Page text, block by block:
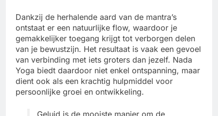
Dankzij de herhalende aard van de mantra’s
ontstaat er een natuurlijke flow, waardoor je
gemakkelijker toegang krijgt tot verborgen delen
van je bewustzijn. Het resultaat is vaak een gevoel
van verbinding met iets groters dan jezelf. Nada
Yoga biedt daardoor niet enkel ontspanning, maar
dient ook als een krachtig hulpmiddel voor
persoonlijke groei en ontwikkeling.
Geluid is de mooiste manier om de